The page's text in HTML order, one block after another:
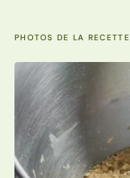
PHOTOS DE LA RECETTE